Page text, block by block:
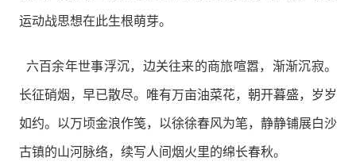
运动战思想在此生根萌芽。
六百余年世事浮沉，边关往来的商旅喧嚣，渐渐沉寂。
长征硝烟，早已散尽。唯有万亩油菜花，朝开暮盛，岁岁
如约。以万顷金浪作笺，以徐徐春风为笔，静静铺展白沙
古镇的山河脉络，续写人间烟火里的绵长春秋。